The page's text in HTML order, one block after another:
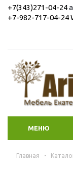
+7(343)271-04-24
+7-982-717-04-24
МЕНЮ
Главная -